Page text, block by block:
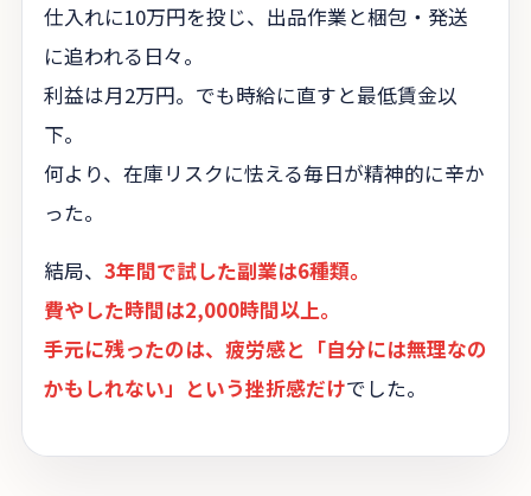
仕入れに10万円を投じ、出品作業と梱包・発送
に追われる日々。
利益は月2万円。でも時給に直すと最低賃金以
下。
何より、在庫リスクに怯える毎日が精神的に辛か
った。
結局、 3年間で試した副業は6種類。
費やした時間は2,000時間以上。
手元に残ったのは、疲労感と「自分には無理なの
かもしれない」という挫折感だけでした。